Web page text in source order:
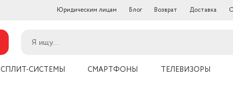
Юридическим лицам Блог Возврат Доставка
СПЛИТ-СИСТЕМЫ СМАРТФОНЫ ТЕЛЕВИЗОРЫ